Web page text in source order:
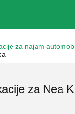
za najam
za Nea